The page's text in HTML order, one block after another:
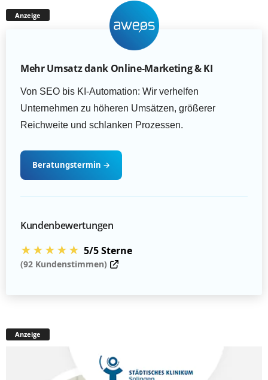
Anzeige
Mehr Umsatz dank Online-Marketing & KI
Von SEO bis KI-Automation: Wir verhelfen
Unternehmen zu höheren Umsätzen, größerer
Reichweite und schlanken Prozessen.
Beratungstermin →
Kundenbewertungen
★★★★★ 5/5 Sterne
(92 Kundenstimmen)
Anzeige